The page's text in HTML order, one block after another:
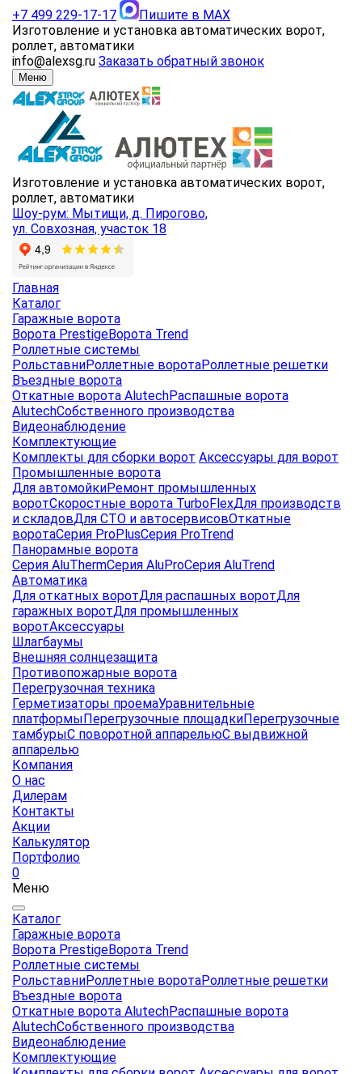
+7 499 229-17-17
Пишите в MAX
Изготовление и установка автоматических ворот,
роллет, автоматики
info@alexsg.ru Заказать обратный звонок
Меню
Изготовление и установка автоматических ворот,
роллет, автоматики
Шоу-рум: Мытищи, д. Пирогово,
ул. Совхозная, участок 18
Главная
Каталог
Гаражные ворота
Ворота PrestigeВорота Trend
Роллетные системы
РольставниРоллетные воротаРоллетные решетки
Въездные ворота
Откатные ворота AlutechРаспашные ворота
AlutechСобственного производства
Видеонаблюдение
Комплектующие
Комплекты для сборки ворот Аксессуары для ворот
Промышленные ворота
Для автомойкиРемонт промышленных
воротСкоростные ворота TurboFlexДля производств
и складовДля СТО и автосервисовОткатные
воротаСерия ProPlusСерия ProTrend
Панорамные ворота
Серия AluThermСерия AluProСерия AluTrend
Автоматика
Для откатных воротДля распашных воротДля
гаражных воротДля промышленных
воротАксессуары
Шлагбаумы
Внешняя солнцезащита
Противопожарные ворота
Перегрузочная техника
Герметизаторы проемаУравнительные
платформыПерегрузочные площадкиПерегрузочные
тамбурыС поворотной аппарельюС выдвижной
аппарелью
Компания
О нас
Дилерам
Контакты
Акции
Калькулятор
Портфолио
0
Меню
Каталог
Гаражные ворота
Ворота PrestigeВорота Trend
Роллетные системы
РольставниРоллетные воротаРоллетные решетки
Въездные ворота
Откатные ворота AlutechРаспашные ворота
AlutechСобственного производства
Видеонаблюдение
Комплектующие